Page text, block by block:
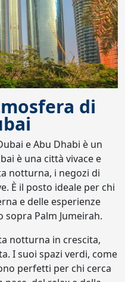
di
e Abu Dhabi è un
è una città vivace e
notturna, i negozi di
È il posto ideale per chi
e delle esperienze
Palm Jumeirah.
notturna in crescita,
I suoi spazi verdi, come
perfetti per chi cerca